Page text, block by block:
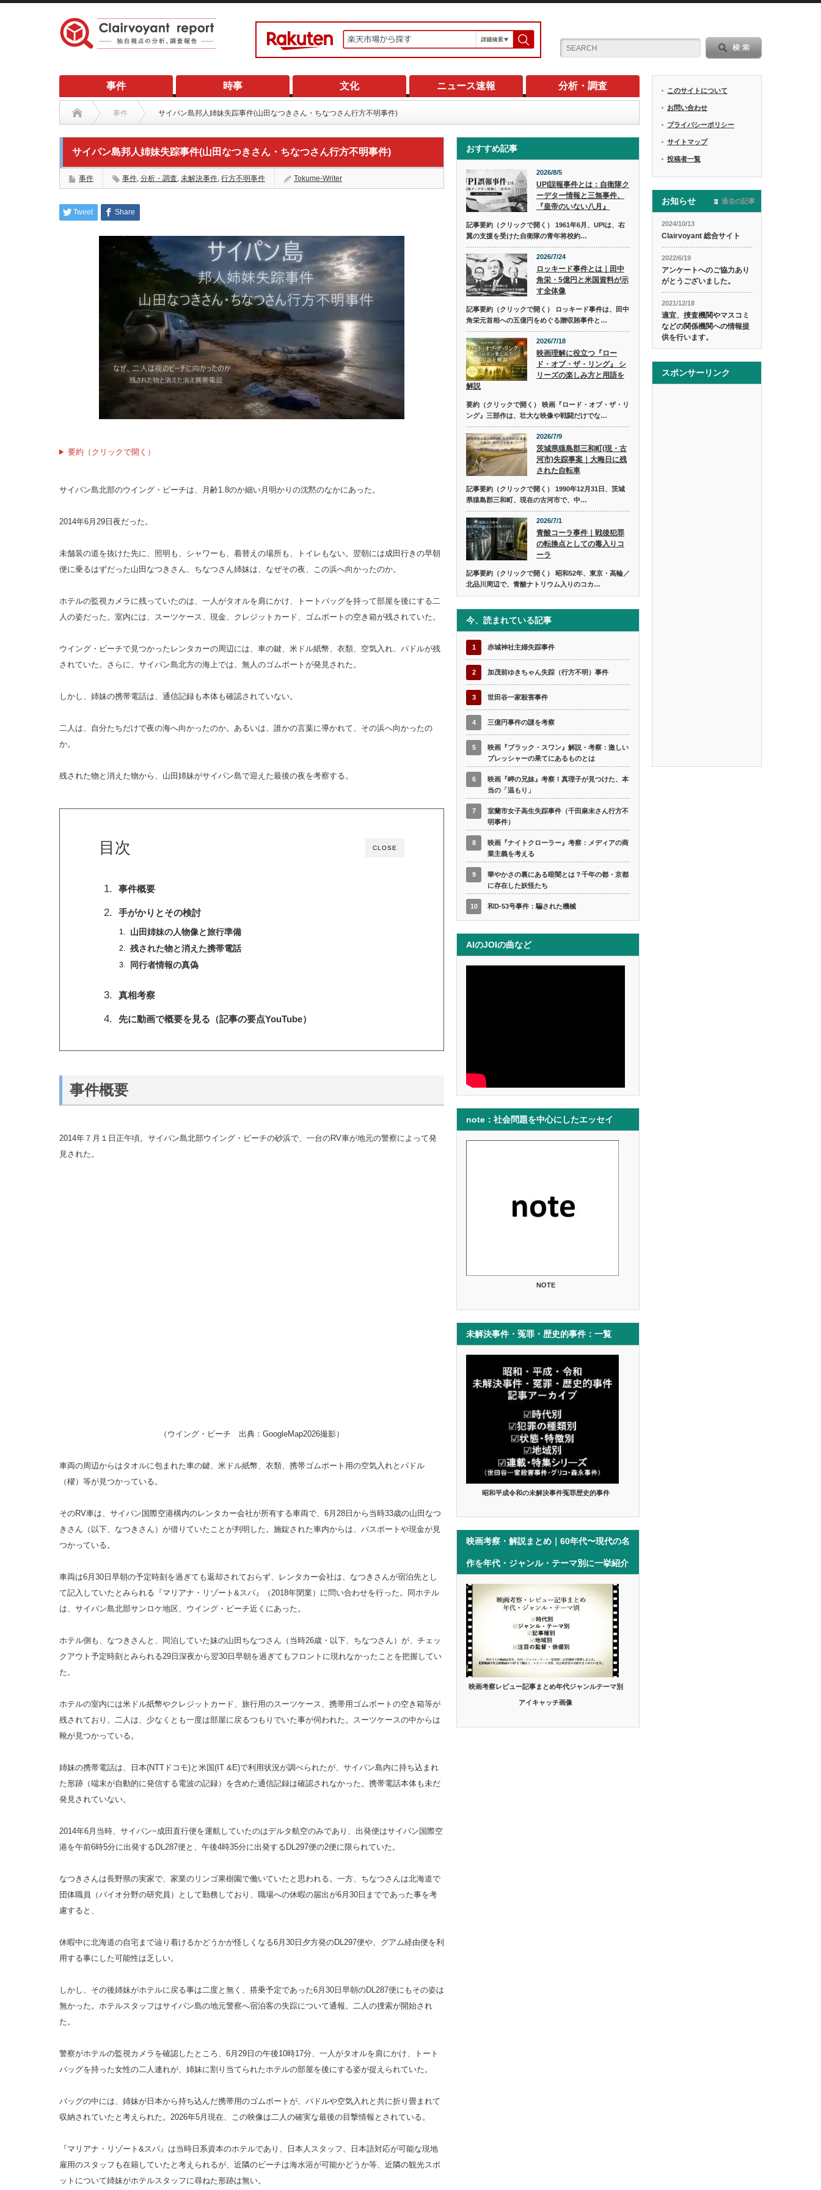
事件 時事 文化 ニュース速報 分析・調査
事件 サイパン島邦人姉妹失踪事件(山田なつきさん・ちなつさん行方不明事件)
サイパン島邦人姉妹失踪事件(山田なつきさん・ちなつさん行方不明事件)
事件 事件, 分析・調査, 未解決事件, 行方不明事件 Tokume-Writer
Tweet Share
要約（クリックで開く）
サイパン島北部のウイング・ビーチは、月齢1.8のか細い月明かりの沈黙のなかにあった。
2014年6月29日夜だった。
未舗装の道を抜けた先に、照明も、シャワーも、着替えの場所も、トイレもない。翌朝には成田行きの早朝
便に乗るはずだった山田なつきさん、ちなつさん姉妹は、なぜその夜、この浜へ向かったのか。
ホテルの監視カメラに残っていたのは、一人がタオルを肩にかけ、トートバッグを持って部屋を後にする二
人の姿だった。室内には、スーツケース、現金、クレジットカード、ゴムボートの空き箱が残されていた。
ウイング・ビーチで見つかったレンタカーの周辺には、車の鍵、米ドル紙幣、衣類、空気入れ、パドルが残
されていた。さらに、サイパン島北方の海上では、無人のゴムボートが発見された。
しかし、姉妹の携帯電話は、通信記録も本体も確認されていない。
二人は、自分たちだけで夜の海へ向かったのか。あるいは、誰かの言葉に導かれて、その浜へ向かったの
か。
残された物と消えた物から、山田姉妹がサイパン島で迎えた最後の夜を考察する。
CLOSE
目次
事件概要
手がかりとその検討
山田姉妹の人物像と旅行準備
残された物と消えた携帯電話
同行者情報の真偽
真相考察
先に動画で概要を見る（記事の要点YouTube）
事件概要
2014年７月１日正午頃。サイパン島北部ウイング・ビーチの砂浜で、一台のRV車が地元の警察によって発
見された。
（ウイング・ビーチ 出典：GoogleMap2026撮影）
車両の周辺からはタオルに包まれた車の鍵、米ドル紙幣、衣類、携帯ゴムボート用の空気入れとパドル
（櫂）等が見つかっている。
そのRV車は、サイパン国際空港構内のレンタカー会社が所有する車両で、6月28日から当時33歳の山田なつ
きさん（以下、なつきさん）が借りていたことが判明した。施錠された車内からは、パスポートや現金が見
つかっている。
車両は6月30日早朝の予定時刻を過ぎても返却されておらず、レンタカー会社は、なつきさんが宿泊先とし
て記入していたとみられる『マリアナ・リゾート&スパ』（2018年閉業）に問い合わせを行った。同ホテル
は、サイパン島北部サンロケ地区、ウイング・ビーチ近くにあった。
ホテル側も、なつきさんと、同泊していた妹の山田ちなつさん（当時26歳・以下、ちなつさん）が、チェッ
クアウト予定時刻とみられる29日深夜から翌30日早朝を過ぎてもフロントに現れなかったことを把握してい
た。
ホテルの室内には米ドル紙幣やクレジットカード、旅行用のスーツケース、携帯用ゴムボートの空き箱等が
残されており、二人は、少なくとも一度は部屋に戻るつもりでいた事が伺われた。スーツケースの中からは
靴が見つかっている。
姉妹の携帯電話は、日本(NTTドコモ)と米国(IT &E)で利用状況が調べられたが、サイパン島内に持ち込まれ
た形跡（端末が自動的に発信する電波の記録）を含めた通信記録は確認されなかった。携帯電話本体も未だ
発見されていない。
2014年6月当時、サイパン−成田直行便を運航していたのはデルタ航空のみであり、出発便はサイパン国際空
港を午前6時5分に出発するDL287便と、午後4時35分に出発するDL297便の2便に限られていた。
なつきさんは長野県の実家で、家業のリンゴ果樹園で働いていたと思われる。一方、ちなつさんは北海道で
団体職員（バイオ分野の研究員）として勤務しており、職場への休暇の届出が6月30日までであった事を考
慮すると、
休暇中に北海道の自宅まで辿り着けるかどうかが怪しくなる6月30日夕方発のDL297便や、グアム経由便を利
用する事にした可能性は乏しい。
しかし、その後姉妹がホテルに戻る事は二度と無く、搭乗予定であった6月30日早朝のDL287便にもその姿は
無かった。ホテルスタッフはサイパン島の地元警察へ宿泊客の失踪について通報。二人の捜索が開始され
た。
警察がホテルの監視カメラを確認したところ、6月29日の午後10時17分、一人がタオルを肩にかけ、トート
バッグを持った女性の二人連れが、姉妹に割り当てられたホテルの部屋を後にする姿が捉えられていた。
バッグの中には、姉妹が日本から持ち込んだ携帯用のゴムボートが、パドルや空気入れと共に折り畳まれて
収納されていたと考えられた。2026年5月現在、この映像は二人の確実な最後の目撃情報とされている。
『マリアナ・リゾート&スパ』は当時日系資本のホテルであり、日本人スタッフ、日本語対応が可能な現地
雇用のスタッフも在籍していたと考えられるが、近隣のビーチは海水浴が可能かどうか等、近隣の観光スポ
ットについて姉妹がホテルスタッフに尋ねた形跡は無い。
おすすめ記事
2026/8/5
UPI誤報事件とは：自衛隊ク
ーデター情報と三無事件、
『皇帝のいない八月』
記事要約（クリックで開く） 1961年6月、UPIは、右
翼の支援を受けた自衛隊の青年将校約…
2026/7/24
ロッキード事件とは｜田中
角栄・5億円と米国資料が示
す全体像
記事要約（クリックで開く） ロッキード事件は、田中
角栄元首相への五億円をめぐる贈収賄事件と…
2026/7/18
映画理解に役立つ『ロー
ド・オブ・ザ・リング』 シ
リーズの楽しみ方と用語を
解説
要約（クリックで開く） 映画『ロード・オブ・ザ・リ
ング』三部作は、壮大な映像や戦闘だけでな…
2026/7/9
茨城県猿島郡三和町(現・古
河市)失踪事案｜大晦日に残
された自転車
記事要約（クリックで開く） 1990年12月31日、茨城
県猿島郡三和町、現在の古河市で、中…
2026/7/1
青酸コーラ事件｜戦後犯罪
の転換点としての毒入りコ
ーラ
記事要約（クリックで開く） 昭和52年、東京・高輪／
北品川周辺で、青酸ナトリウム入りのコカ…
今、読まれている記事
1 赤城神社主婦失踪事件
2 加茂前ゆきちゃん失踪（行方不明）事件
3 世田谷一家殺害事件
4 三億円事件の謎を考察
5
映画『ブラック・スワン』解説・考察：激しい
プレッシャーの果てにあるものとは
6
映画『岬の兄妹』考察！真理子が見つけた、本
当の「温もり」
7
室蘭市女子高生失踪事件（千田麻未さん行方不
明事件）
8
映画『ナイトクローラー』考察：メディアの商
業主義を考える
9
華やかさの裏にある暗闇とは？千年の都・京都
に存在した妖怪たち
10 和D-53号事件：騙された機械
AIのJOIの曲など
note：社会問題を中心にしたエッセイ
NOTE
未解決事件・冤罪・歴史的事件：一覧
昭和平成令和の未解決事件冤罪歴史的事件
映画考察・解説まとめ｜60年代〜現代の名
作を年代・ジャンル・テーマ別に一挙紹介
映画考察レビュー記事まとめ年代ジャンルテーマ別
アイキャッチ画像
このサイトについて
お問い合わせ
プライバシーポリシー
サイトマップ
投稿者一覧
お知らせ
2024/10/13
Clairvoyant 総合サイト
2022/6/19
アンケートへのご協力あり
がとうございました。
2021/12/18
適宜、捜査機関やマスコミ
などの関係機関への情報提
供を行います。
過去の記事
スポンサーリンク